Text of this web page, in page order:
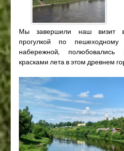
Мы завершили наш визит
прогулкой по
набережной,
красками лета в этом древнем